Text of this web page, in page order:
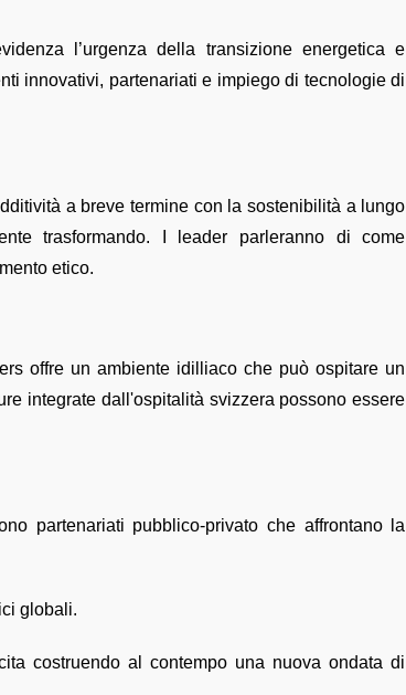
l’urgenza della transizione energetica e
innovativi, partenariati e impiego di tecnologie di
a breve termine con la sostenibilità a lungo
trasformando. I leader parleranno di come
etico.
offre un ambiente idilliaco che può ospitare un
integrate dall'ospitalità svizzera possono essere
partenariati pubblico-privato che affrontano la
globali.
costruendo al contempo una nuova ondata di